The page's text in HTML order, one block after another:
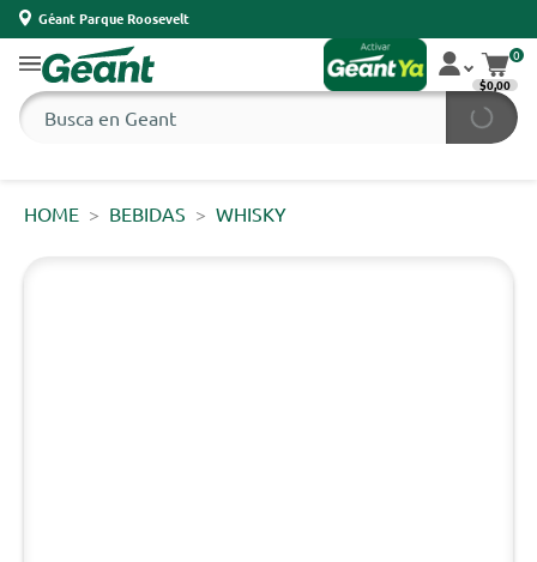
Géant Parque Roosevelt
0
$0,00
HOME BEBIDAS WHISKY